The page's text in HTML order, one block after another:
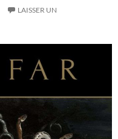
LAISSER UN